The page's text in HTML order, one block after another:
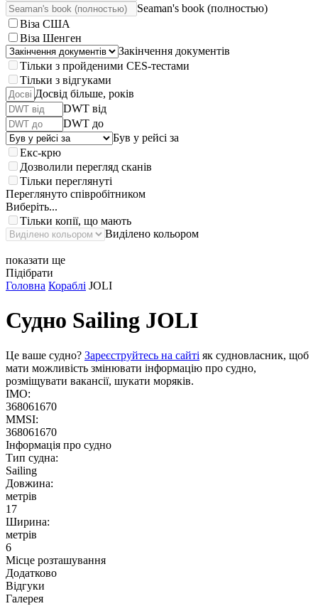
Seaman's book (полностью)
Віза США
Віза Шенген
Закінчення документів
Тільки з пройденими CES-тестами
Тільки з відгуками
Досвід більше, років
DWT від
DWT до
Був у рейсі за
Екс-крю
Дозволили перегляд сканів
Тільки переглянуті
Переглянуто співробітником
Виберіть...
Тільки копії, що мають
Виділено кольором
показати ще
Підібрати
Головна Кораблі JOLI
Судно Sailing JOLI
Це ваше судно? Зареєструйтесь на сайті як судновласник, щоб
мати можливість змінювати інформацію про судно,
розміщувати вакансії, шукати моряків.
IMO:
368061670
MMSI:
368061670
Інформація про судно
Тип судна:
Sailing
Довжина:
метрів
17
Ширина:
метрів
6
Місце розташування
Додатково
Відгуки
Галерея